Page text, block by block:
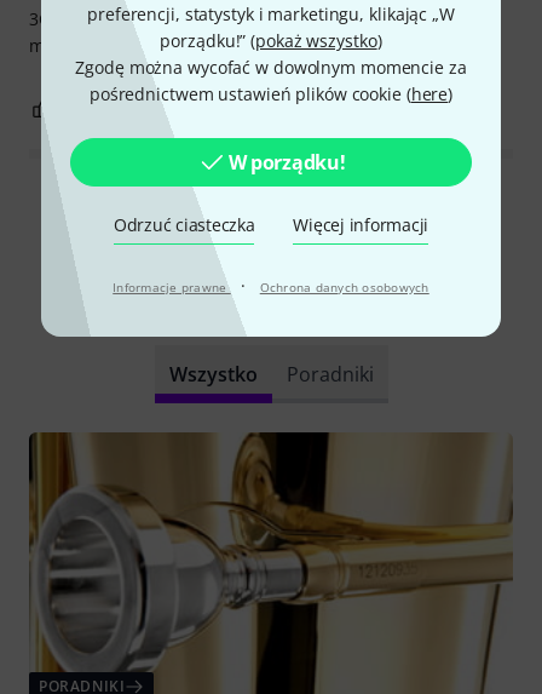
preferencji, statystyk i marketingu, klikając „W
porządku!” (pokaż wszystko)
Zgodę można wycofać w dowolnym momencie za
pośrednictwem ustawień plików cookie (here)
W porządku!
Odrzuć ciasteczka Więcej informacji
Informacje prawne · Ochrona danych osobowych
3C Bach to doskonały, uniwersalny ustnik. W wersji złotej
ma nieco bardziej aksamitne brzmienie.
0 ZGŁOŚ NADUŻYCIE
Wszystkie oceny
Czy wiesz że?
Wszystko Poradniki
PORADNIKI